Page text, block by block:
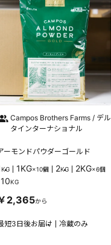
Campos Brothers Farms / デル
タインターナショナル
ーモンドパウダーゴールド
KG 1KG×10個 2KG 2KG×6個
10KG
2,365から
短3日後お届け 冷蔵のみ